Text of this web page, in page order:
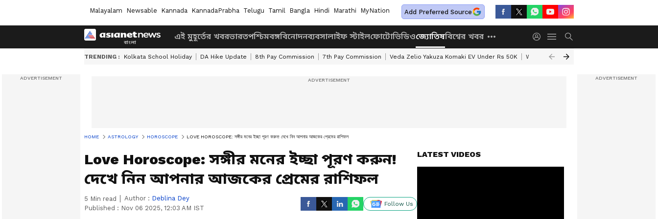
Malayalam Newsable Kannada KannadaPrabha Telugu Tamil Bangla Hindi Marathi MyNation Add Preferred Source
এই মুহূর্তের খবরভারতপশ্চিমবঙ্গবিনোদনব্যবসালাইফ স্টাইলফোটোভিডিওজ্যোতিষবিশ্বের খবর
TRENDING : Kolkata School Holiday DA Hike Update 8th Pay Commission 7th Pay Commission Veda Zelio Yakuza Komaki EV Under Rs 50K West Bengal Weather Update
HOME ASTROLOGY HOROSCOPE LOVE HOROSCOPE: সঙ্গীর মনের ইচ্ছা পূরণ করুন! দেখে নিন আপনার আজকের প্রেমের রাশিফল
Love Horoscope: সঙ্গীর মনের ইচ্ছা পূরণ করুন!
দেখে নিন আপনার আজকের প্রেমের রাশিফল
5 Min read Author : Deblina Dey
Published : Nov 06 2025, 12:03 AM IST
Follow Us
LATEST VIDEOS